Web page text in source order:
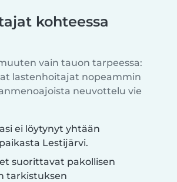
kohteessa
vain tauon tarpeessa:
lastenhoitajat nopeammin
neuvottelu vie
ei löytynyt yhtään
Lestijärvi.
suorittavat pakollisen
tarkistuksen